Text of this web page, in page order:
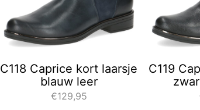
C118 Caprice kort laarsje
blauw leer
€129,95
C119